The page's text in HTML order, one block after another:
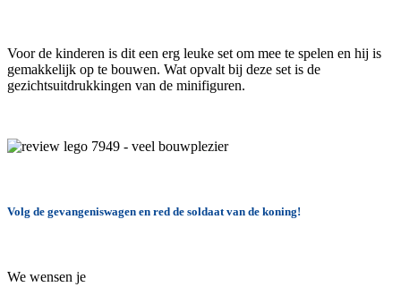
Voor de kinderen is dit een erg leuke set om mee te spelen en hij is
gemakkelijk op te bouwen. Wat opvalt bij deze set is de
gezichtsuitdrukkingen van de minifiguren.
Volg de gevangeniswagen en red de soldaat van de koning!
We wensen je